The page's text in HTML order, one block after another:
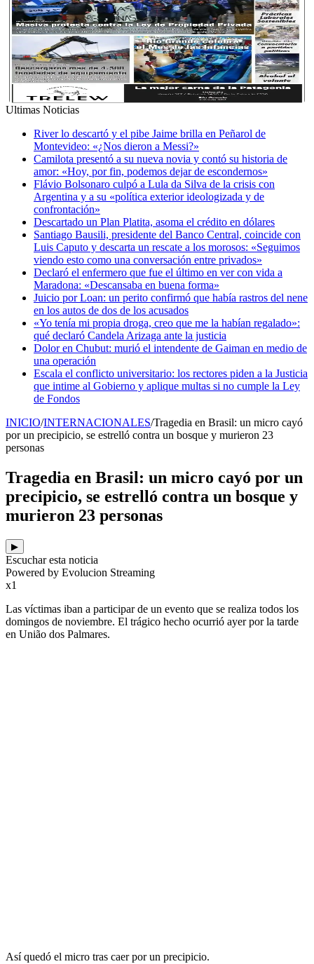
Ultimas Noticias
River lo descartó y el pibe Jaime brilla en Peñarol de
Montevideo: «¿Nos dieron a Messi?»
Camilota presentó a su nueva novia y contó su historia de
amor: «Hoy, por fin, podemos dejar de escondernos»
Flávio Bolsonaro culpó a Lula da Silva de la crisis con
Argentina y a su «política exterior ideologizada y de
confrontación»
Descartado un Plan Platita, asoma el crédito en dólares
Santiago Bausili, presidente del Banco Central, coincide con
Luis Caputo y descarta un rescate a los morosos: «Seguimos
viendo esto como una conversación entre privados»
Declaró el enfermero que fue el último en ver con vida a
Maradona: «Descansaba en buena forma»
Juicio por Loan: un perito confirmó que había rastros del nene
en los autos de dos de los acusados
«Yo tenía mi propia droga, creo que me la habían regalado»:
qué declaró Candela Arizaga ante la justicia
Dolor en Chubut: murió el intendente de Gaiman en medio de
una operación
Escala el conflicto universitario: los rectores piden a la Justicia
que intime al Gobierno y aplique multas si no cumple la Ley
de Fondos
INICIO/INTERNACIONALES/Tragedia en Brasil: un micro cayó
por un precipicio, se estrelló contra un bosque y murieron 23
personas
Tragedia en Brasil: un micro cayó por un
precipicio, se estrelló contra un bosque y
murieron 23 personas
▶
Escuchar esta noticia
Powered by Evolucion Streaming
x1
Las víctimas iban a participar de un evento que se realiza todos los
domingos de noviembre. El trágico hecho ocurrió ayer por la tarde
en União dos Palmares.
Así quedó el micro tras caer por un precipicio.